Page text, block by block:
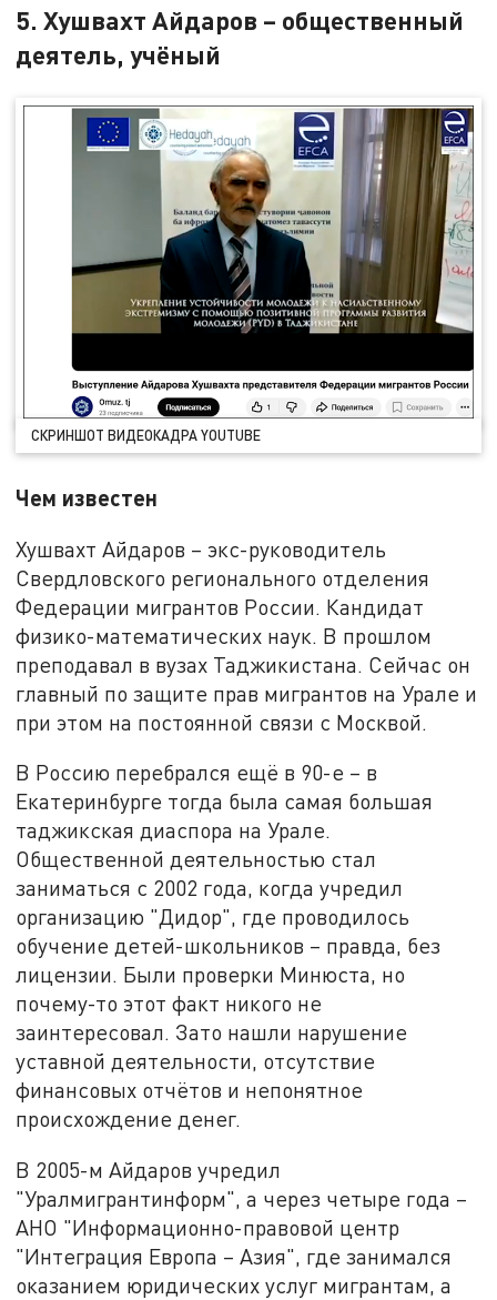
5. Хушвахт Айдаров – общественный
деятель, учёный
СКРИНШОТ ВИДЕОКАДРА YOUTUBE
Чем известен
Хушвахт Айдаров – экс-руководитель
Свердловского регионального отделения
Федерации мигрантов России. Кандидат
физико-математических наук. В прошлом
преподавал в вузах Таджикистана. Сейчас он
главный по защите прав мигрантов на Урале и
при этом на постоянной связи с Москвой.
В Россию перебрался ещё в 90-е – в
Екатеринбурге тогда была самая большая
таджикская диаспора на Урале.
Общественной деятельностью стал
заниматься с 2002 года, когда учредил
организацию "Дидор", где проводилось
обучение детей-школьников – правда, без
лицензии. Были проверки Минюста, но
почему-то этот факт никого не
заинтересовал. Зато нашли нарушение
уставной деятельности, отсутствие
финансовых отчётов и непонятное
происхождение денег.
В 2005-м Айдаров учредил
"Уралмигрантинформ", а через четыре года –
АНО "Информационно-правовой центр
"Интеграция Европа – Азия", где занимался
оказанием юридических услуг мигрантам, а